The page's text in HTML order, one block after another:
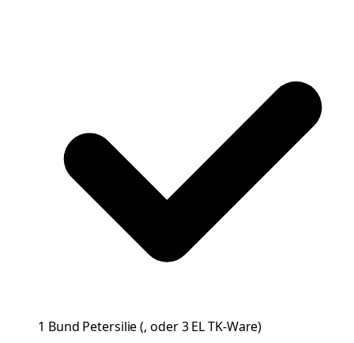
1 Bund Petersilie(, oder 3 EL TK-Ware)